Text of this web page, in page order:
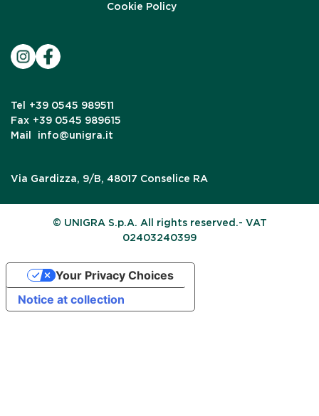
Cookie Policy
Tel
+39 0545 989511
Fax +39 0545 989615
Mail
info@unigra.it
Via Gardizza, 9/B, 48017 Conselice RA
© UNIGRA S.p.A. All rights reserved.- VAT
02403240399
Notice at collection
Your Privacy Choices